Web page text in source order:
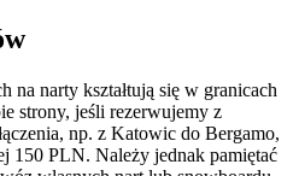
na narty kształtują się w granicach
strony, jeśli rezerwujemy z
np. z Katowic do Bergamo,
150 PLN. Należy jednak pamiętać